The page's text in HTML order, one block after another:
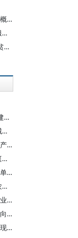
周飞舟：推：一个中国社会关系的基本概念
周飞舟 许方毅：一本与一统：试论丧服中尊统的生成
周飞舟: “筑巢引凤”变成“关门打狗”, 扶贫怎能落地生根？
马黎 罗建章 潘家恩：市民下乡：乡村建设的一种实践图景
解安 张承文：中国式现代化视阈下的城乡融合发展：挑战、矛盾与出路
涂圣伟：城乡融合背景下我国县域富民产业发展动力机制与培育路径
周飞舟 宋丹丹：城乡融合进程中的家庭与教育
魏后凯：县域经济是城乡融合最佳地域单元
魏后凯 芦千文：城乡融合视域下扩大农村内需的潜力与路径
姜长云：城乡融合背景下乡村振兴的产业选择
刘守英：因地制宜持续推动城乡要素双向流动，构建城乡融合都市圈体系
程世勇：以高质量城乡融合推进中国式现代化